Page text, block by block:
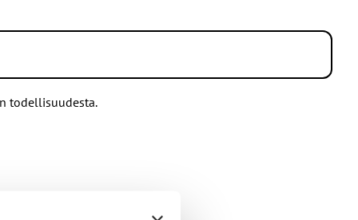
Voittajat arvotaan lokakuussa 2023, ja voittajiin ollaan
todellisuudesta.